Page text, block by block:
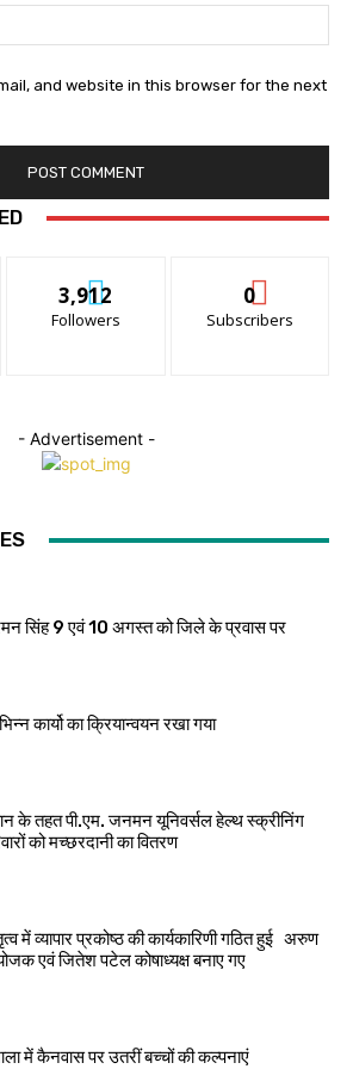
and website in this browser for the next
3,912
Followers
0
Subscribers
- Advertisement -
सिंह 9 एवं 10 अगस्त को जिले के प्रवास पर
कार्यो का क्रियान्वयन रखा गया
के तहत पी.एम. जनमन यूनिवर्सल हेल्थ स्क्रीनिंग
को मच्छरदानी का वितरण
में व्यापार प्रकोष्ठ की कार्यकारिणी गठित हुई अरुण
एवं जितेश पटेल कोषाध्यक्ष बनाए गए
में कैनवास पर उतरीं बच्चों की कल्पनाएं